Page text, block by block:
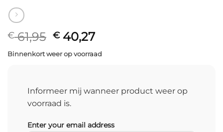
€61,95 Oorspronkelijke
was:
€40,27Huidige
prijs
is:
Binnenkort weer op voorraad
Informeer mij wanneer product weer op
voorraad is.
Enter your email address